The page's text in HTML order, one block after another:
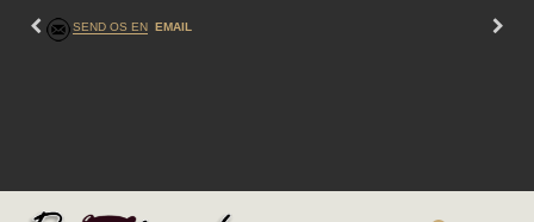
SEND OS EN EMAIL